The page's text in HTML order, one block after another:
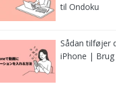
til Ondoku
Sådan tilføjer
iPhone |